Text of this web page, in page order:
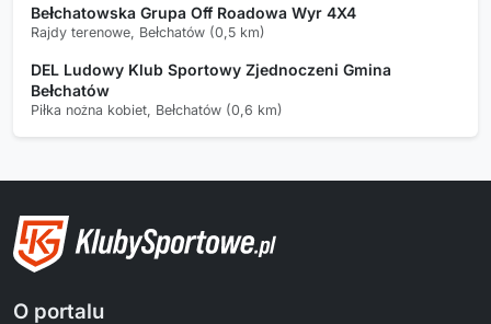
Bełchatowska Grupa Off Roadowa Wyr 4X4
Rajdy terenowe, Bełchatów (0,5 km)
DEL Ludowy Klub Sportowy Zjednoczeni Gmina
Bełchatów
Piłka nożna kobiet, Bełchatów (0,6 km)
O portalu